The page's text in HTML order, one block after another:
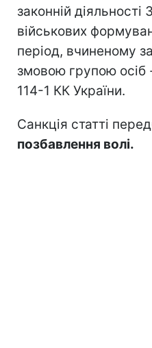
законній діяльності
військових
період, вчиненому
змовою групою осіб
114-1 КК України.
Санкція статті
позбавлення волі.